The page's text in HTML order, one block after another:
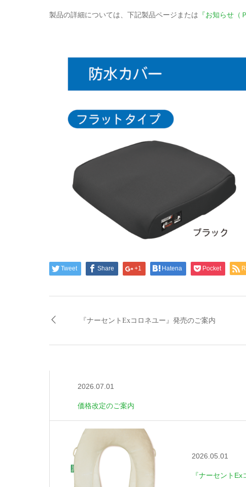
製品の詳細については、下記製品ページまたは 『お知らせ（
Tweet Share +1 Hatena Pocket
『ナーセントExコロネユー』発売のご案内
2026.07.01
価格改定のご案内
2026.05.01
『ナーセント